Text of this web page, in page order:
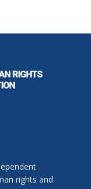
rights and